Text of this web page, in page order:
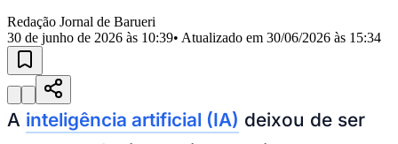
JubranBelvalBethavilleBoa
VistaCalifórnia CarapicuíbaCentroChácaras MarcoCidades da
Região
Militar
Califórnia Jardim dos Altos
Esperança Jardim Graziela
JulioJardim LíbanoJardim Maria CristinaJardim Maria HelenaJardim
MutingaJardim ParaísoJardim PaulistaJardim ReginaliceJardim São
Redação Jornal de Barueri
30 de junho de 2026 às 10:39• Atualizado em 30/06/2026 às 15:34
A inteligência artificial (IA) deixou de ser